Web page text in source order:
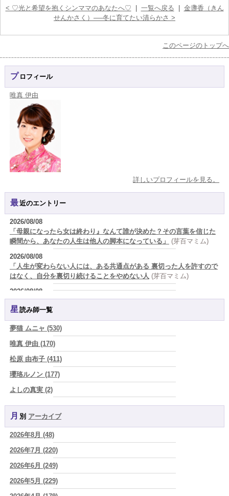
< ♡光と希望を抱くシンママのあなたへ♡ 一覧へ戻る
金盞香（きん
せんかさく）──冬に育てたい清らかさ >
このページのトップへ
プロフィール
唯真 伊由
詳しいプロフィールを見る。
最近のエントリー
2026/08/08
「母親になったら女は終わり』なんて誰が決めた？その言葉を信じた
瞬間から、あなたの人生は他人の脚本になっている」
(芽百マミム)
2026/08/08
「人生が変わらない人には、ある共通点がある 裏切った人を許すので
はなく、自分を裏切り続けることをやめない人 (芽百マミム)
2026/08/08
生きづらさと恋愛の悩みを繰り返すあなたへ (紅月Luru)
真寿の開運Cooking 鮭が教えてくれた、"積み重ねた先にある豊か
(プラタ 真寿)
『頑張って好かれる』を やめてみました。届いた 一通のメッセー
ジ。 (プラタ 真寿)
2026/08/07
2026年8月8日 甲寅――自分の軸を持ちながら、世界と対話する日
ぐり)
2026/08/07
新しいことに触れると、自分の中の回路がひらく｜好奇心を持ち続け
る楽しさ (美月マーシャ)
2026/08/07
2026年8月7日 癸丑 自分を消さずに、調和を育てる日
2026/08/07
時間は前に進んでいく。後悔は消せないけれど未来を変えていくこと
星読み師一覧
夢猫 ムニャ (530)
唯真 伊由 (170)
松原 由布子 (411)
瓔珞ルノン (177)
よしの真実 (2)
YOSHIKI (58)
よみ (39)
一之森 陽柑 (26)
椰奈空 (64)
ワカリミ (1)
神楽峰ヴィスカ (10)
月別 アーカイブ
2026年8月 (48)
2026年7月 (220)
2026年6月 (249)
2026年5月 (229)